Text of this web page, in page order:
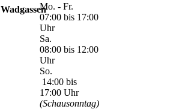
WadgassenMo. - Fr.
07:00 bis 17:00
Uhr
Sa.
08:00 bis 12:00
Uhr
So.
14:00 bis
17:00 Uhr
(Schausonntag)